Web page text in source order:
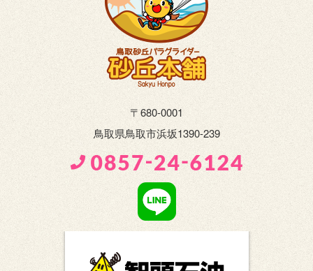
〒680-0001
鳥取県鳥取市浜坂1390-239